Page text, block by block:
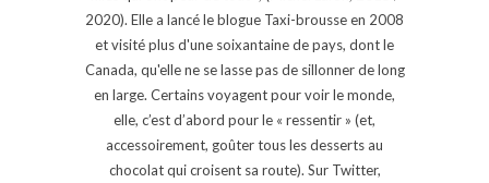
2020). Elle a lancé le blogue Taxi-brousse en 2008
et visité plus d'une soixantaine de pays, dont le
Canada, qu'elle ne se lasse pas de sillonner de long
en large. Certains voyagent pour voir le monde,
elle, c’est d’abord pour le « ressentir » (et,
accessoirement, goûter tous les desserts au
chocolat qui croisent sa route). Sur Twitter,